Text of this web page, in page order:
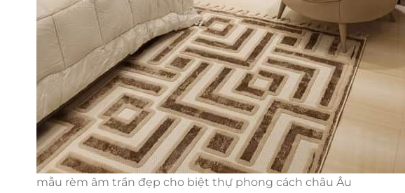
mẫu rèm âm trần đẹp cho biệt thự phong cách châu Âu